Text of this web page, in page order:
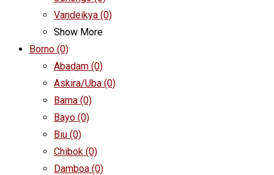
Vandeikya (0)
Show More
Borno (0)
Abadam (0)
Askira/Uba (0)
Bama (0)
Bayo (0)
Biu (0)
Chibok (0)
Damboa (0)